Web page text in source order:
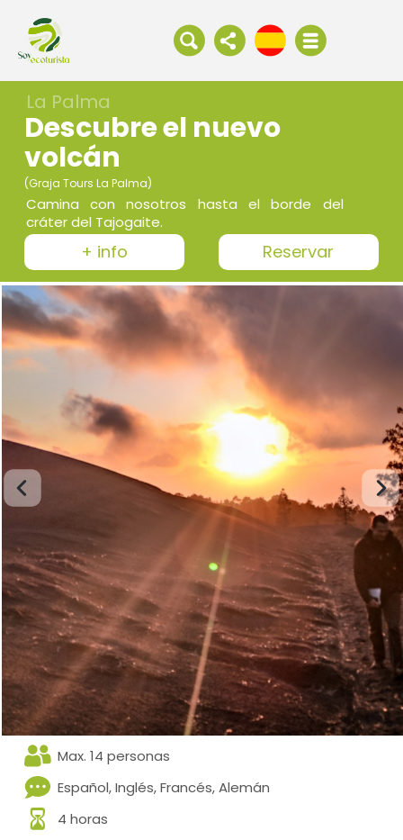
La Palma
Descubre el nuevo
volcán
(Graja Tours La Palma)
Camina con nosotros hasta el borde del
cráter del Tajogaite.
+ info Reservar
Max. 14 personas
Español, Inglés, Francés, Alemán
4 horas